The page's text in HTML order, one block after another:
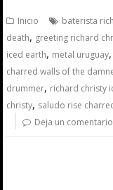
Inicio baterista
death, greeting richard
iced earth, metal uruguay,
charred walls of the
drummer, richard christy
christy, saludo rise
Deja un comentario